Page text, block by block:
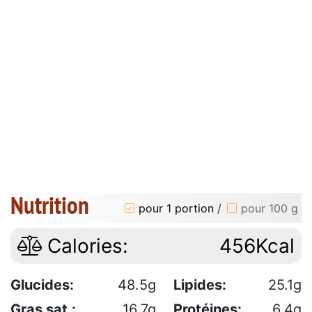
Nutrition pour 1 portion / pour 100 g
Calories: 456Kcal
Glucides: 48.5g Lipides:
25.1g